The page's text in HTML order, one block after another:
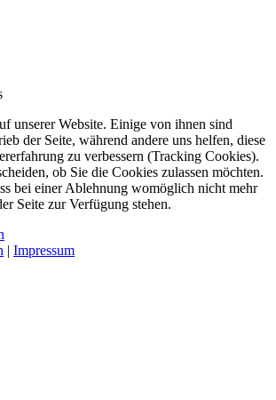
unserer Website. Einige von ihnen sind
der Seite, während andere uns helfen, diese
zu verbessern (Tracking Cookies).
ob Sie die Cookies zulassen möchten.
bei einer Ablehnung womöglich nicht mehr
Seite zur Verfügung stehen.
| Impressum